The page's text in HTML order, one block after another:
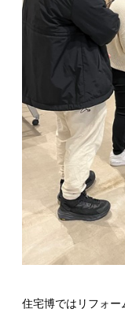
住宅博ではリフォー